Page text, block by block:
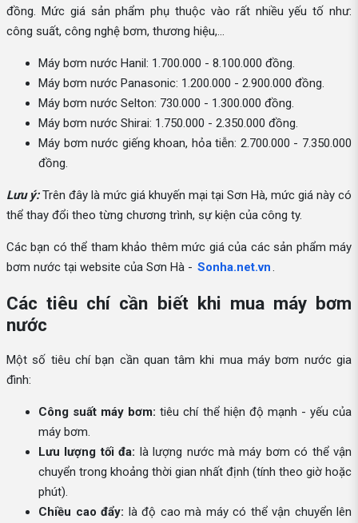
đồng. Mức giá sản phẩm phụ thuộc vào rất nhiều yếu tố như:
công suất, công nghệ bơm, thương hiệu,...
Máy bơm nước Hanil: 1.700.000 - 8.100.000 đồng.
Máy bơm nước Panasonic: 1.200.000 - 2.900.000 đồng.
Máy bơm nước Selton: 730.000 - 1.300.000 đồng.
Máy bơm nước Shirai: 1.750.000 - 2.350.000 đồng.
Máy bơm nước giếng khoan, hỏa tiễn: 2.700.000 - 7.350.000
đồng.
Lưu ý:Trên đây là mức giá khuyến mại tại Sơn Hà, mức giá này có
thể thay đổi theo từng chương trình, sự kiện của công ty.
Các bạn có thể tham khảo thêm mức giá của các sản phẩm máy
bơm nước tại website của Sơn Hà - Sonha.net.vn.
Các tiêu chí cần biết khi mua máy bơm
nước
Một số tiêu chí bạn cần quan tâm khi mua máy bơm nước gia
đình:
Công suất máy bơm: tiêu chí thể hiện độ mạnh - yếu của
máy bơm.
Lưu lượng tối đa: là lượng nước mà máy bơm có thể vận
chuyển trong khoảng thời gian nhất định (tính theo giờ hoặc
phút).
Chiều cao đẩy: là độ cao mà máy có thể vận chuyển lên